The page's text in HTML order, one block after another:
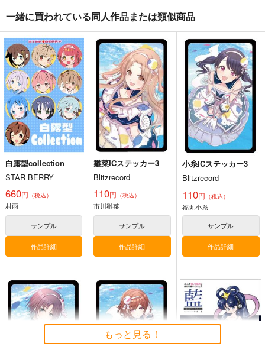
小糸ICステッカー3
Blitzrecord
セール中
110円（税込）
THE IDOLM@STER SHINY COLORS
福丸小糸
サンプル
カート
雛菜ICステッカー3
Blitzrecord
セール中
110円（税込）
THE IDOLM@STER SHINY COLORS
市川雛菜
サンプル
カート
一緒に買われている同人作品または類似商品
白露型collection
STAR BERRY
660円 （税込）
村雨
サンプル
作品詳細
雛菜ICステッカー3
Blitzrecord
110円 （税込）
市川雛菜
サンプル
作品詳細
小糸ICステッカー3
Blitzrecord
110円 （税込）
福丸小糸
サンプル
作品詳細
もっと見る！